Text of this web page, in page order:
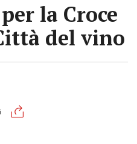
la Croce
del vino